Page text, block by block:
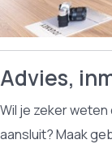
Advies,
Wil je zeker
aansluit? Maak